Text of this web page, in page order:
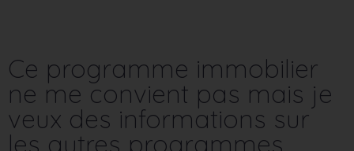
Ce programme immobilier
ne me convient pas mais je
veux des informations sur
les autres programmes